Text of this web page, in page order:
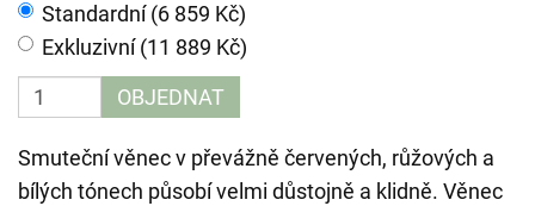
Standardní (6 859 Kč)
Exkluzivní (11 889 Kč)
OBJEDNAT
Smuteční věnec v převážně červených, růžových a
bílých tónech působí velmi důstojně a klidně. Věnec